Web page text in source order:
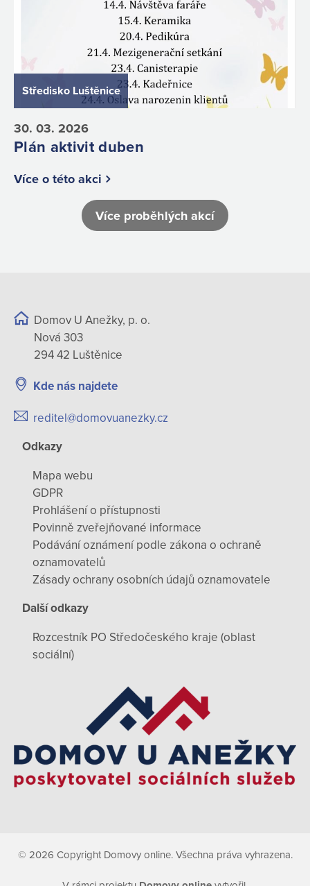
Středisko Luštěnice
30. 03. 2026
Plán aktivit duben
Více o této akci
Více proběhlých akcí
Domov U Anežky, p. o.
Nová 303
294 42 Luštěnice
Kde nás najdete
reditel@domovuanezky.cz
Odkazy
Mapa webu
GDPR
Prohlášení o přístupnosti
Povinně zveřejňované informace
Podávání oznámení podle zákona o ochraně
oznamovatelů
Zásady ochrany osobních údajů oznamovatele
Další odkazy
Rozcestník PO Středočeského kraje (oblast
sociální)
© 2026 Copyright Domovy online. Všechna práva vyhrazena.